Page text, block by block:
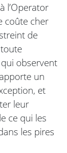
l’Operator
coûte cher
de
observent
un
et
leur
ce qui les
les pires